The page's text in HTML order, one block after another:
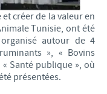
créer de la valeur en
Tunisie, ont été
autour de 4
», « Bovins
Santé publique », où
présentées.